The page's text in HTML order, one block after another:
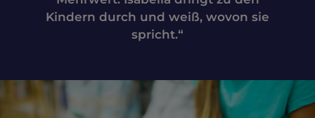
Kindern durch und weiß, wovon sie
spricht.“